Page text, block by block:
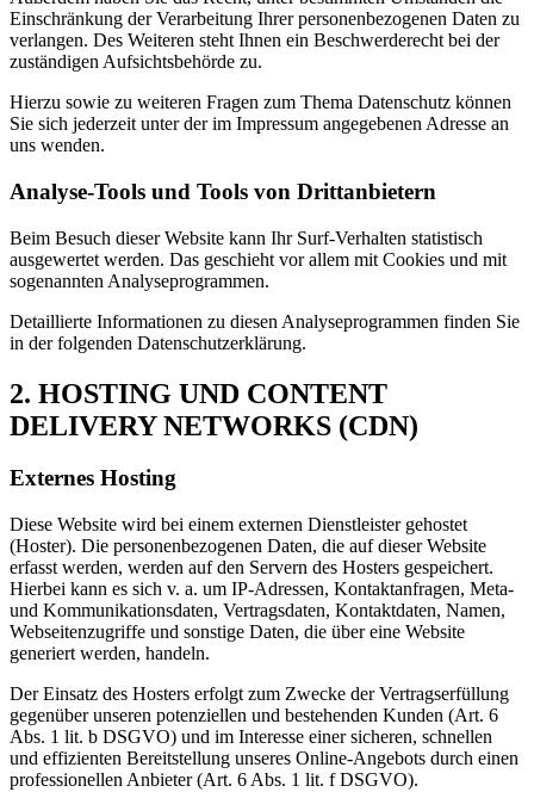
Einschränkung der Verarbeitung Ihrer personenbezogenen Daten zu
verlangen. Des Weiteren steht Ihnen ein Beschwerderecht bei der
zuständigen Aufsichtsbehörde zu.
Hierzu sowie zu weiteren Fragen zum Thema Datenschutz können
Sie sich jederzeit unter der im Impressum angegebenen Adresse an
uns wenden.
Analyse-Tools und Tools von Drittanbietern
Beim Besuch dieser Website kann Ihr Surf-Verhalten statistisch
ausgewertet werden. Das geschieht vor allem mit Cookies und mit
sogenannten Analyseprogrammen.
Detaillierte Informationen zu diesen Analyseprogrammen finden Sie
in der folgenden Datenschutzerklärung.
2. HOSTING UND CONTENT
DELIVERY NETWORKS (CDN)
Externes Hosting
Diese Website wird bei einem externen Dienstleister gehostet
(Hoster). Die personenbezogenen Daten, die auf dieser Website
erfasst werden, werden auf den Servern des Hosters gespeichert.
Hierbei kann es sich v. a. um IP-Adressen, Kontaktanfragen, Meta-
und Kommunikationsdaten, Vertragsdaten, Kontaktdaten, Namen,
Webseitenzugriffe und sonstige Daten, die über eine Website
generiert werden, handeln.
Der Einsatz des Hosters erfolgt zum Zwecke der Vertragserfüllung
gegenüber unseren potenziellen und bestehenden Kunden (Art. 6
Abs. 1 lit. b DSGVO) und im Interesse einer sicheren, schnellen
und effizienten Bereitstellung unseres Online-Angebots durch einen
professionellen Anbieter (Art. 6 Abs. 1 lit. f DSGVO).